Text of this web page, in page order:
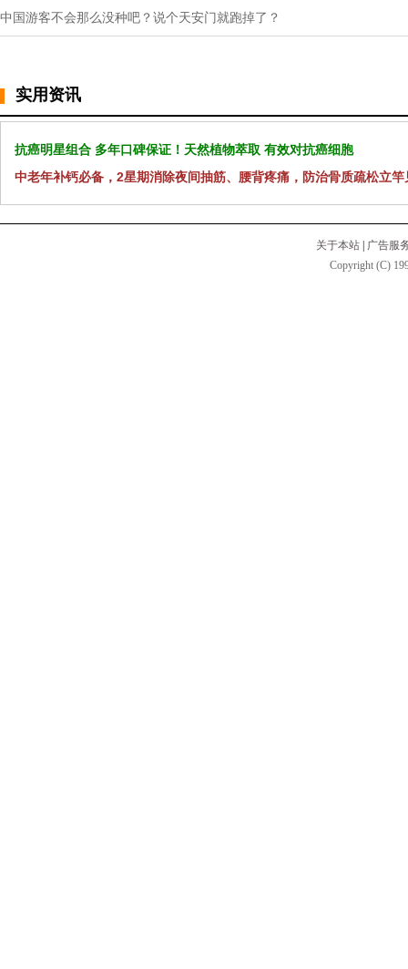
中国游客不会那么没种吧？说个天安门就跑掉了？
实用资讯
抗癌明星组合 多年口碑保证！天然植物萃取 有效对抗癌细胞
中老年补钙必备，2星期消除夜间抽筋、腰背疼痛，防治骨质疏松立竿
关于本站 | 广告服
Copyright (C)